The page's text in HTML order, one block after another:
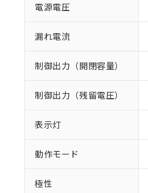
電源電圧
漏れ電流
制御出力（開閉容量）
制御出力（残留電圧）
表示灯
動作モード
極性